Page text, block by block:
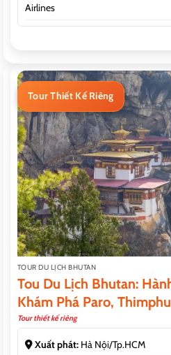
Airlines
Tour Thiết Kế Riêng
TOUR DU LỊCH BHUTAN
Tou Du Lịch Bhutan:
Khám Phá Paro,
Tour thiết kế riêng
Xuất phát:Hà Nội/Tp.HCM